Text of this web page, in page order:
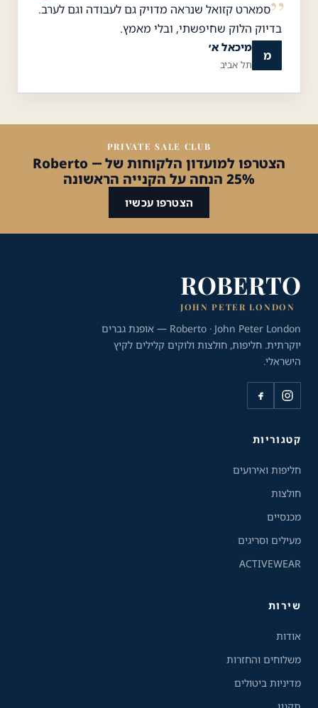
סמארט קזואל שנראה מדויק גם לעבודה וגם לערב.
בדיוק הלוק שחיפשתי, ובלי מאמץ.
מ
מיכאל א׳
תל אביב
PRIVATE SALE CLUB
הצטרפו למועדון הלקוחות של Roberto —
25% הנחה על הקנייה הראשונה
הצטרפו עכשיו
ROBERTO
JOHN PETER LONDON
Roberto · John Peter London — אופנת גברים
יוקרתית. חליפות, חולצות ולוקים קלילים לקיץ
הישראלי.
קטגוריות
חליפות ואירועים
חולצות
מכנסיים
מעילים וסריגים
ACTIVEWEAR
שירות
אודות
משלוחים והחזרות
מדיניות ביטולים
כלי נגישות
גודל טקסט
A-